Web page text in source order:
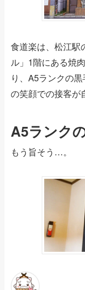
食道楽は、松江駅
ル」1階にある焼
り、A5ランクの
の笑顔での接客が
A5ランク
もう旨そう…。